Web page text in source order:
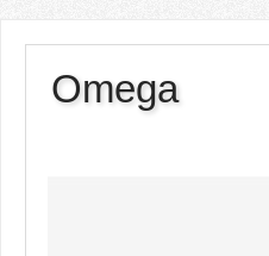
Omega